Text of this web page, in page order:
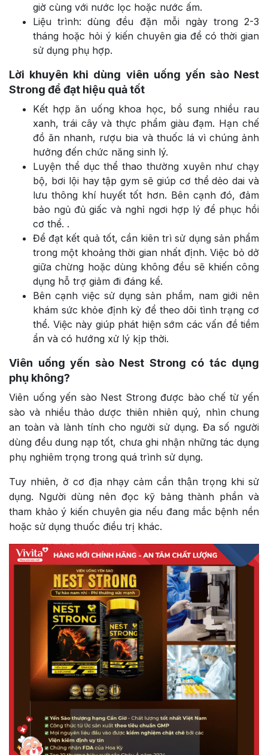
giờ cùng với nước lọc hoặc nước ấm.
Liệu trình: dùng đều đặn mỗi ngày trong 2-3
tháng hoặc hỏi ý kiến chuyên gia để có thời gian
sử dụng phụ hợp.
Lời khuyên khi dùng viên uống yến sào Nest
Strong để đạt hiệu quả tốt
Kết hợp ăn uống khoa học, bổ sung nhiều rau
xanh, trái cây và thực phẩm giàu đạm. Hạn chế
đồ ăn nhanh, rượu bia và thuốc lá vì chúng ảnh
hưởng đến chức năng sinh lý.
Luyện thể dục thể thao thường xuyên như chạy
bộ, bơi lội hay tập gym sẽ giúp cơ thể dẻo dai và
lưu thông khí huyết tốt hơn. Bên cạnh đó, đảm
bảo ngủ đủ giấc và nghỉ ngơi hợp lý để phục hồi
cơ thể. .
Để đạt kết quả tốt, cần kiên trì sử dụng sản phẩm
trong một khoảng thời gian nhất định. Việc bỏ dở
giữa chừng hoặc dùng không đều sẽ khiến công
dụng hỗ trợ giảm đi đáng kể.
Bên cạnh việc sử dụng sản phẩm, nam giới nên
khám sức khỏe định kỳ để theo dõi tình trạng cơ
thể. Việc này giúp phát hiện sớm các vấn đề tiềm
ẩn và có hướng xử lý kịp thời.
Viên uống yến sào Nest Strong có tác dụng
phụ không?
Viên uống yến sào Nest Strong được bào chế từ yến
sào và nhiều thảo dược thiên nhiên quý, nhìn chung
an toàn và lành tính cho người sử dụng. Đa số người
dùng đều dung nạp tốt, chưa ghi nhận những tác dụng
phụ nghiêm trọng trong quá trình sử dụng.
Tuy nhiên, ở cơ địa nhạy cảm cần thận trọng khi sử
dụng. Người dùng nên đọc kỹ bảng thành phần và
tham khảo ý kiến chuyên gia nếu đang mắc bệnh nền
hoặc sử dụng thuốc điều trị khác.